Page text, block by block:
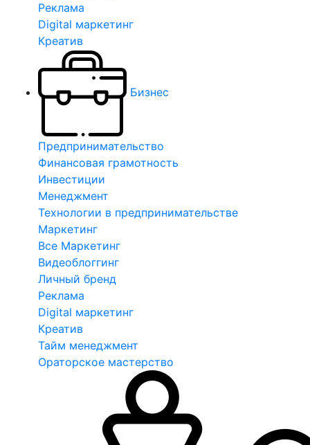
Реклама
Digital маркетинг
Креатив
Бизнес
Предпринимательство
Финансовая грамотность
Инвестиции
Менеджмент
Технологии в предпринимательстве
Маркетинг
Все Маркетинг
Видеоблоггинг
Личный бренд
Реклама
Digital маркетинг
Креатив
Тайм менеджмент
Ораторское мастерство